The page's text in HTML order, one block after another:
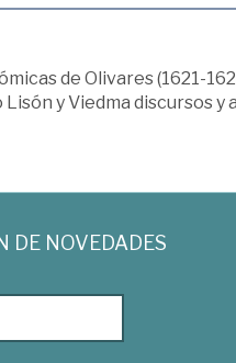
de Olivares (1621-
y Viedma discursos
DE NOVEDADES